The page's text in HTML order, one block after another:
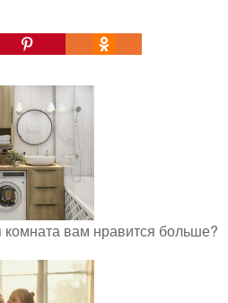
комната вам нравится больше?